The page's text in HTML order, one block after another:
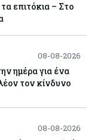
επιτόκια – Στο
08-08-2026
ημέρα για ένα
τον κίνδυνο
08-08-2026